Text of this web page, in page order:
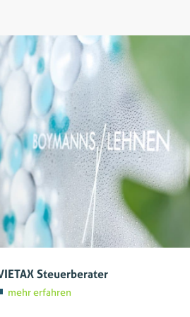
Steuerberater
mehr erfahren